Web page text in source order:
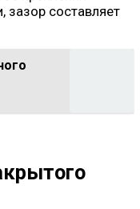
зазор составляет